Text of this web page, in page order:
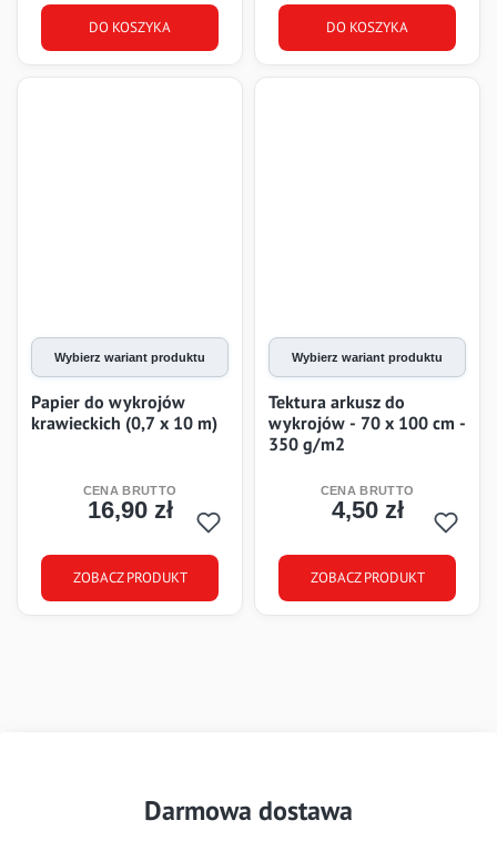
DO KOSZYKA DO KOSZYKA
Wybierz wariant produktu
Papier do wykrojów
krawieckich (0,7 x 10 m)
Cena
16,90 zł
ZOBACZ PRODUKT
Wybierz wariant produktu
Tektura arkusz do
wykrojów - 70 x 100 cm -
350 g/m2
Cena
4,50 zł
ZOBACZ PRODUKT
Darmowa dostawa